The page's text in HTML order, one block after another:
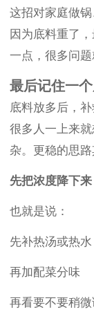
这招对家庭做锅
因为底料重了
一点，很多问题
最后记住一
底料放多后，补
很多人一上来
杂。更稳的思路
先把浓度降下来
也就是说：
先补热汤或热水
再加配菜分味
再看要不要稍